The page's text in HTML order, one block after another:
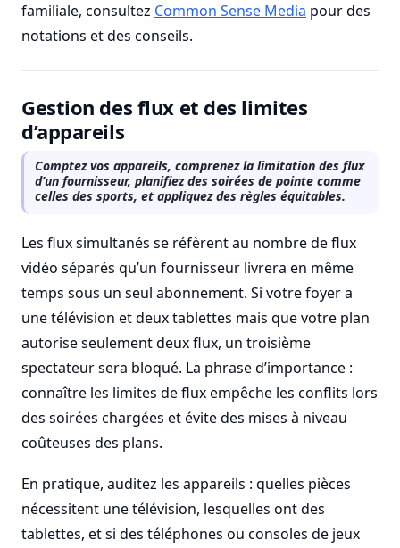
familiale, consultez Common Sense Media pour des
notations et des conseils.
Gestion des flux et des limites
d’appareils
Comptez vos appareils, comprenez la limitation des flux
d’un fournisseur, planifiez des soirées de pointe comme
celles des sports, et appliquez des règles équitables.
Les flux simultanés se réfèrent au nombre de flux
vidéo séparés qu’un fournisseur livrera en même
temps sous un seul abonnement. Si votre foyer a
une télévision et deux tablettes mais que votre plan
autorise seulement deux flux, un troisième
spectateur sera bloqué. La phrase d’importance :
connaître les limites de flux empêche les conflits lors
des soirées chargées et évite des mises à niveau
coûteuses des plans.
En pratique, auditez les appareils : quelles pièces
nécessitent une télévision, lesquelles ont des
tablettes, et si des téléphones ou consoles de jeux